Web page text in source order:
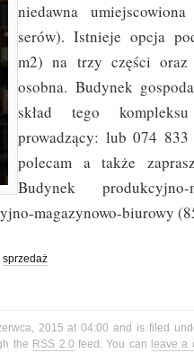
niedawna
serów). Istnieje opcja
m2) na trzy części oraz
osobna. Budynek
skład tego
prowadzący: lub 074
polecam a także
Budynek produkcyjno-
magazynowo-biurowy
sprzedaż
2015 at 04:00 and is filed
the RSS 2.0 feed. You can leave a